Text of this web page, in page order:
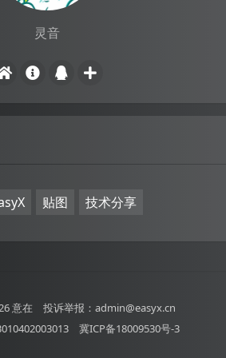
灵音
贴图 技术分享
意在 投诉举报：admin@easyx.cn
冀ICP备18009530号-3